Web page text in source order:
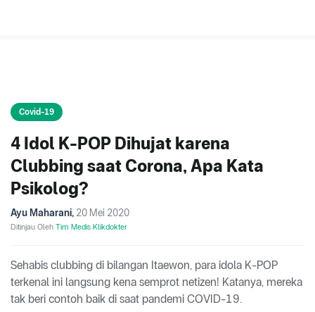
Covid-19
4 Idol K-POP Dihujat karena
Clubbing saat Corona, Apa Kata
Psikolog?
Ayu Maharani, 20 Mei 2020
Ditinjau Oleh Tim Medis Klikdokter
Sehabis clubbing di bilangan Itaewon, para idola K-POP
terkenal ini langsung kena semprot netizen! Katanya, mereka
tak beri contoh baik di saat pandemi COVID-19.